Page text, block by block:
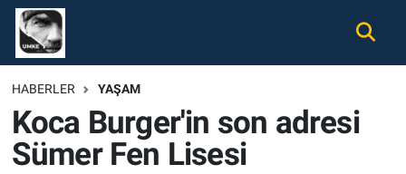
HABERLER YAŞAM
Koca Burger'in son adresi
Sümer Fen Lisesi
Gündem
Ekonomi
Spor
Nöbetçi Eczaneler
Hava Durumu
Namaz Vakitleri